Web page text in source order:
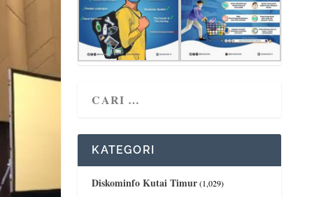
KATEGORI
Diskominfo Kutai Timur(1,029)